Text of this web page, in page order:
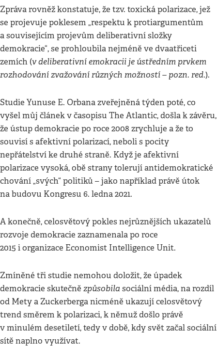
Zpráva rovněž konstatuje, že tzv. toxická polarizace, jež
se projevuje poklesem „respektu k protiargumentům
a souvisejícím projevům deliberativní složky
demokracie“, se prohloubila nejméně ve dvaatřiceti
zemích (v deliberativní emokracii je ústředním prvkem
rozhodování zvažování různých možností – pozn. red.).
Studie Yunuse E. Orbana zveřejněná týden poté, co
vyšel můj článek v časopisu The Atlantic, došla k závěru,
že ústup demokracie po roce 2008 zrychluje a že to
souvisí s afektivní polarizací, neboli s pocity
nepřátelství ke druhé straně. Když je afektivní
polarizace vysoká, obě strany tolerují antidemokratické
chování „svých“ politiků – jako například právě útok
na budovu Kongresu 6. ledna 2021.
A konečně, celosvětový pokles nejrůznějších ukazatelů
rozvoje demokracie zaznamenala po roce
2015 i organizace Economist Intelligence Unit.
Zmíněné tři studie nemohou doložit, že úpadek
demokracie skutečně způsobila sociální média, na rozdíl
od Mety a Zuckerberga nicméně ukazují celosvětový
trend směrem k polarizaci, k němuž došlo právě
v minulém desetiletí, tedy v době, kdy svět začal sociální
sítě naplno využívat.